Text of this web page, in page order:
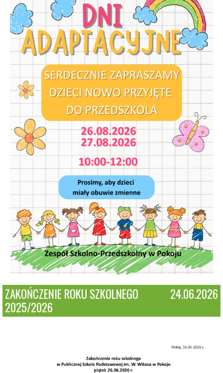
ZAKOŃCZENIE ROKU SZKOLNEGO
2025/2026
24.06.2026